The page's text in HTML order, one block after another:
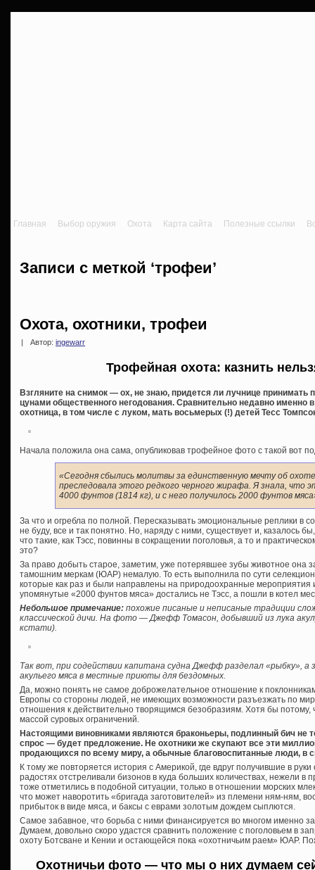
Главная Выбор оружия Охота Карта сайта Полезные ссылки
Записи с меткой ‘трофеи’
Охота, охотники, трофеи
Автор: ingewarr
Трофейная охота: казнить
Взгляните на снимок — ох, не знаю, придется ли лучнице принимать
цунами общественного негодования. Сравнительно недавно именно
охотница, в том числе с луком, мать восьмерых (!) детей Тесс
Начала положила она сама, опубликовав трофейное фото с такой вот
«Сегодня сбылись молитвы за единственную мечту об
преследовала этого редкого черного жирафа. Я знала, что
4000 фунтов (1814 кг), и с него получилось 2000 фунтов
За что и огребла по полной. Пересказывать эмоциональные реплики в
не буду, все и так понятно. Но, наряду с ними, существует и, казалось
что такие, как Тэсс, повинны в сокращении поголовья, а то и
это?
За право добыть старое, заметим, уже потерявшее зубы животное она
тамошним меркам (ЮАР) немалую. То есть выполнила по сути
которые как раз и были направлены на природоохранные мероприятия
упомянутые «2000 фунтов мяса» достались не Тэсс, а пошли в котел
Небольшое примечание: похожие писаные и неписаные традиции
классической дичи. На фото — Джефф Томасон, добывший из лука
кстати).
Так вот, при содействии капитана судна Джефф разделал «рыбку», а
акульего мяса в местные приюты для бездомных.
Да, можно понять не самое доброжелательное отношение к
Европы со стороны людей, не имеющих возможности разъезжать по
отношения к действительно творящимся безобразиям. Хотя бы потому,
массой суровых ограничений.
Настоящими виновниками являются браконьеры, подлинный бич не
спрос — будет предложение. Не охотники же скупают все эти
продающихся по всему миру, а обычные благовоспитанные люди, в
К тому же повторяется история с Америкой, где вдруг получившие в
радостях отстреливали бизонов в куда больших количествах, нежели
тоже отметились в подобной ситуации, только в отношении морских
что может наворотить «бригада заготовителей» из племени ням-ням,
прибыток в виде мяса, и баксы с еврами золотым дождем сыплются.
Самое забавное, что борьба с ними финансируется во многом именно за
Думаем, довольно скоро удастся сравнить положение с поголовьем в
охоту Ботсване и Кении и остающейся пока «охотничьим раем» ЮАР.
Охотничьи фото — что мы о них думаем